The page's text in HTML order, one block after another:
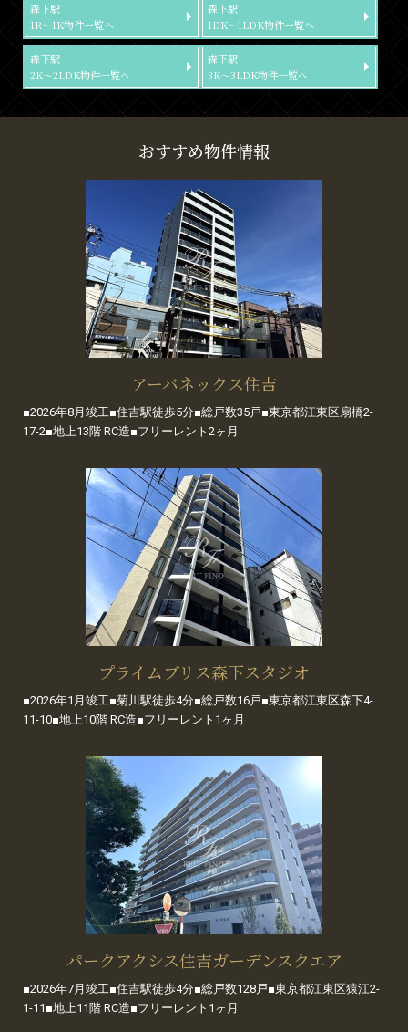
森下駅
1R～1K物件一覧へ
森下駅
1DK～1LDK物件一覧へ
森下駅
2K～2LDK物件一覧へ
森下駅
3K～3LDK物件一覧へ
おすすめ物件情報
アーバネックス住吉
■2026年8月竣工■住吉駅徒歩5分■総戸数35戸■東京都江東区扇橋2-
17-2■地上13階 RC造■フリーレント2ヶ月
プライムブリス森下スタジオ
■2026年1月竣工■菊川駅徒歩4分■総戸数16戸■東京都江東区森下4-
11-10■地上10階 RC造■フリーレント1ヶ月
パークアクシス住吉ガーデンスクエア
■2026年7月竣工■住吉駅徒歩4分■総戸数128戸■東京都江東区猿江2-
1-11■地上11階 RC造■フリーレント1ヶ月